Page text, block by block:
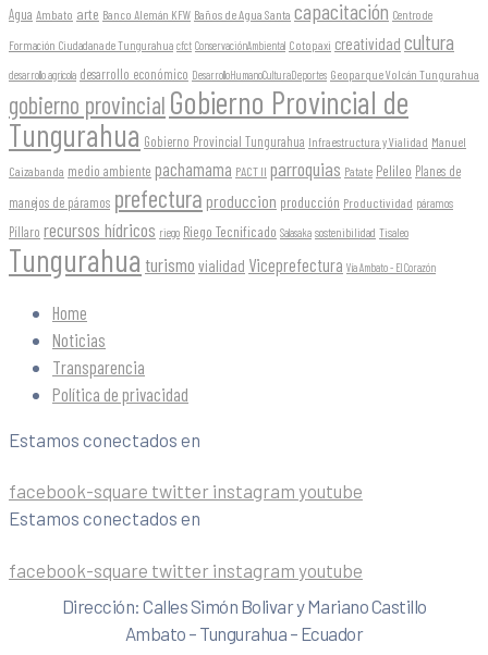
Agua Ambato arte Banco Alemán KFW Baños de Agua Santa capacitación Centro de
Formación Ciudadana de Tungurahua cfct ConservaciónAmbiental Cotopaxi creatividad cultura
desarrollo agrícola desarrollo económico DesarrolloHumanoCulturaDeportes Geoparque Volcán Tungurahua
gobierno provincial Gobierno Provincial de
Tungurahua Gobierno Provincial Tungurahua Infraestructura y Vialidad Manuel
Caizabanda medio ambiente pachamama PACT II parroquias Patate Pelileo Planes de
manejos de páramos prefectura produccion producción Productividad páramos
Píllaro recursos hídricos riego Riego Tecnificado Salasaka sostenibilidad Tisaleo
Tungurahua turismo vialidad Viceprefectura Vía Ambato - El Corazón
Home
Noticias
Transparencia
Política de privacidad
Estamos conectados en
facebook-square twitter instagram youtube
Estamos conectados en
facebook-square twitter instagram youtube
Dirección: Calles Simón Bolivar y Mariano Castillo
Ambato – Tungurahua – Ecuador